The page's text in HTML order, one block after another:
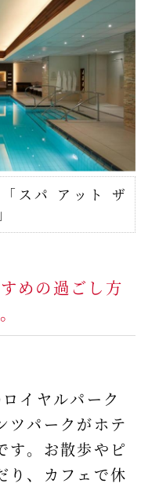
スパ アット ザ
めの過ごし方
イヤルパーク
ツパークがホテ
す。お散歩やピ
り、カフェで休